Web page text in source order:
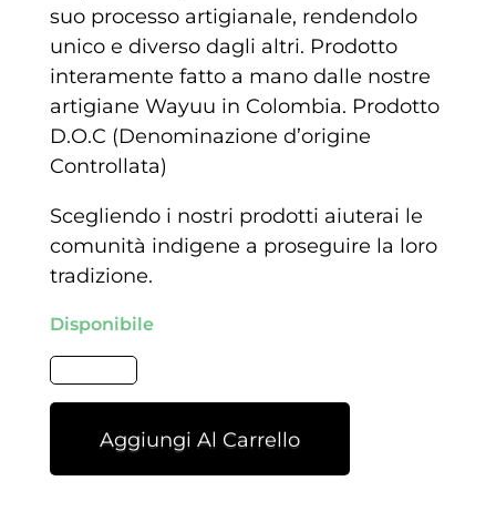
suo processo artigianale, rendendolo
unico e diverso dagli altri. Prodotto
interamente fatto a mano dalle nostre
artigiane Wayuu in Colombia. Prodotto
D.O.C (Denominazione d’origine
Controllata)
Scegliendo i nostri prodotti aiuterai le
comunità indigene a proseguire la loro
tradizione.
Disponibile
Aggiungi Al Carrello